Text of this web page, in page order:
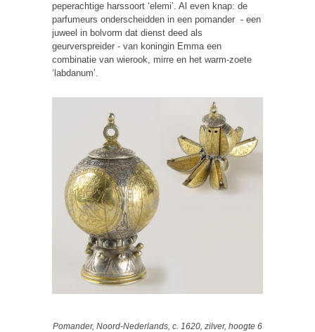
peperachtige harssoort ‘elemi’. Al even knap: de
parfumeurs onderscheidden in een pomander - een
juweel in bolvorm dat dienst deed als
geurverspreider - van koningin Emma een
combinatie van wierook, mirre en het warm-zoete
‘labdanum’.
Pomander, Noord-Nederlands, c. 1620, zilver, hoogte 6